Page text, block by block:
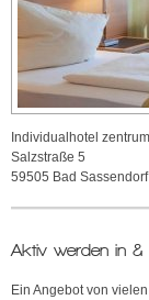
Individualhotel
Salzstraße 5
59505 Bad Sassendorf
Aktiv werden in
Ein Angebot von